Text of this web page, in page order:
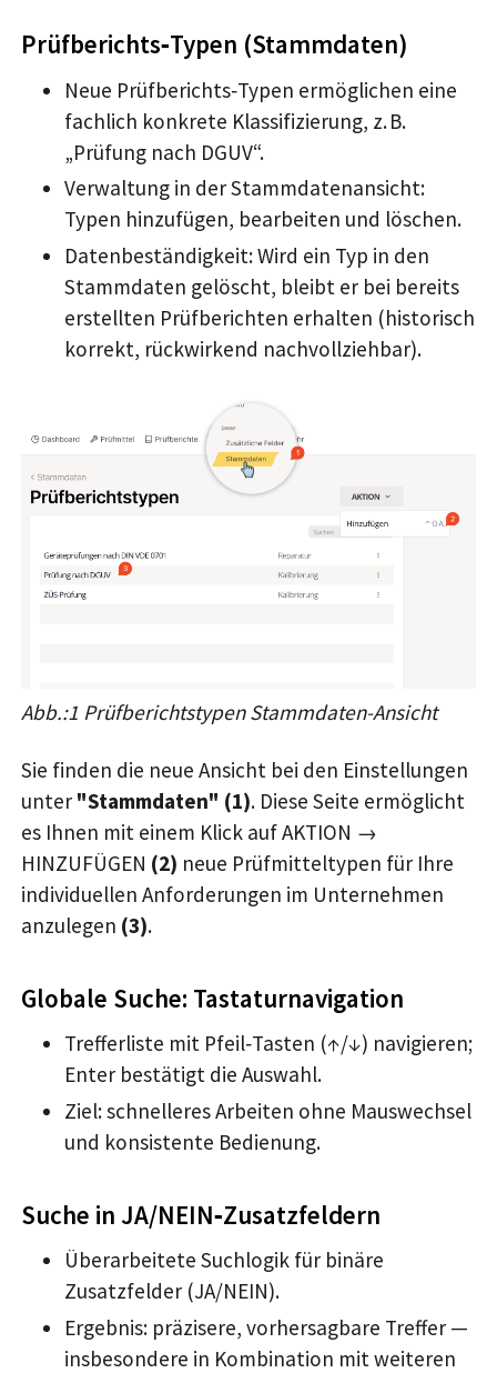
Prüfberichts‑Typen (Stammdaten)
Neue Prüfberichts‑Typen ermöglichen eine
fachlich konkrete Klassifizierung, z. B.
„Prüfung nach DGUV“.
Verwaltung in der Stammdatenansicht:
Typen hinzufügen, bearbeiten und löschen.
Datenbeständigkeit: Wird ein Typ in den
Stammdaten gelöscht, bleibt er bei bereits
erstellten Prüfberichten erhalten (historisch
korrekt, rückwirkend nachvollziehbar).
Abb.:1 Prüfberichtstypen Stammdaten-Ansicht
Sie finden die neue Ansicht bei den Einstellungen
unter "Stammdaten" (1). Diese Seite ermöglicht
es Ihnen mit einem Klick auf AKTION →
HINZUFÜGEN (2) neue Prüfmitteltypen für Ihre
individuellen Anforderungen im Unternehmen
anzulegen (3).
Globale Suche: Tastaturnavigation
Trefferliste mit Pfeil‑Tasten (↑/↓) navigieren;
Enter bestätigt die Auswahl.
Ziel: schnelleres Arbeiten ohne Mauswechsel
und konsistente Bedienung.
Suche in JA/NEIN‑Zusatzfeldern
Überarbeitete Suchlogik für binäre
Zusatzfelder (JA/NEIN).
Ergebnis: präzisere, vorhersagbare Treffer —
insbesondere in Kombination mit weiteren